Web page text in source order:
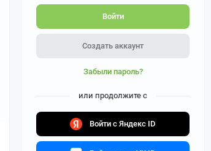
Войти
Создать аккаунт
Забыли пароль?
или продолжите с
Войти с Яндекс ID